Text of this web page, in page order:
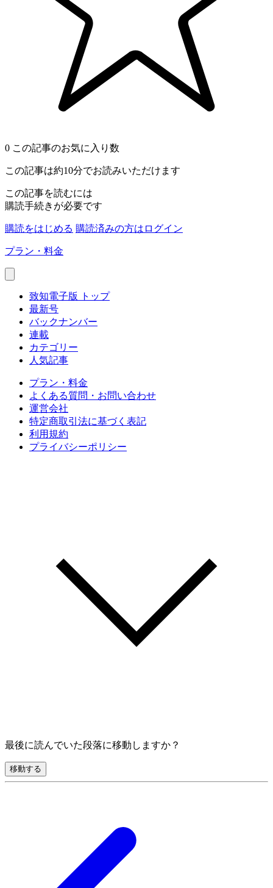
0 この記事のお気に入り数
この記事は約10分でお読みいただけます
この記事を読むには
購読手続きが必要です
購読をはじめる 購読済みの方はログイン
プラン・料金
致知電子版 トップ
最新号
バックナンバー
連載
カテゴリー
人気記事
プラン・料金
よくある質問・お問い合わせ
運営会社
特定商取引法に基づく表記
利用規約
プライバシーポリシー
最後に読んでいた段落に移動しますか？
移動する